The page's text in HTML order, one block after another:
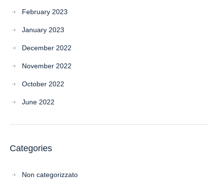
February 2023
January 2023
December 2022
November 2022
October 2022
June 2022
Categories
Non categorizzato